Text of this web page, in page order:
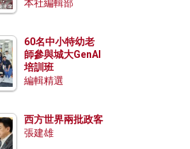
戰爭？伊朗一早洞
本社編輯部
60名中小特幼老
師參與城大GenAI
培訓班
編輯精選
西方世界兩批政客
張建雄